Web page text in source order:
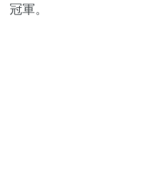
冠軍。